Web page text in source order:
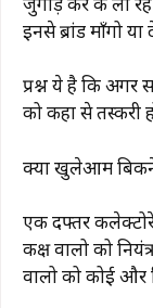
k
इनसे ब्रांड माँगो
प्रश्न ये है कि अगर
को कहा से तस्करी
क्या खुलेआम बिकने
एक दफ्तर
कक्ष वालो को
वालो को कोई और